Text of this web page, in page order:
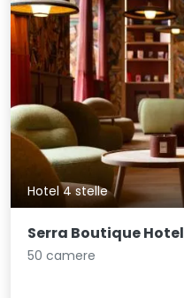
Hotel 4 stelle
Serra Boutique Hotel
50 camere